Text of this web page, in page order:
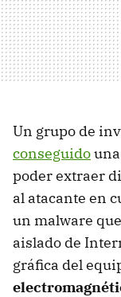
Un grupo de
conseguido
poder extraer
al atacante en
un malware
aislado de
gráfica del